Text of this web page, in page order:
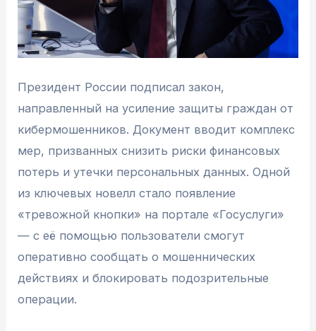
Президент России подписал закон,
направленный на усиление защиты граждан от
кибермошенников. Документ вводит комплекс
мер, призванных снизить риски финансовых
потерь и утечки персональных данных. Одной
из ключевых новелл стало появление
«тревожной кнопки» на портале «Госуслуги»
— с её помощью пользователи смогут
оперативно сообщать о мошеннических
действиях и блокировать подозрительные
операции.